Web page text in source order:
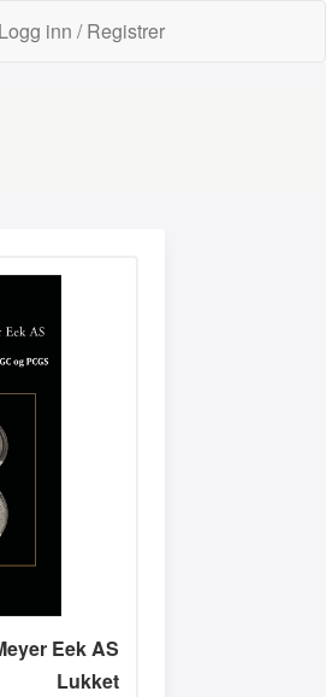
Logg inn / Registrer
Eek AS
Lukket